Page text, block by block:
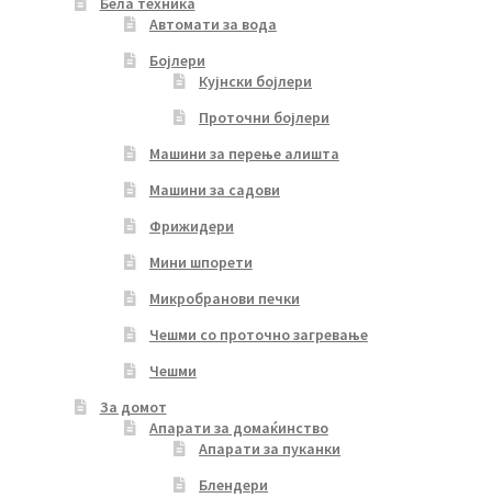
Автомати за вода
Бојлери
Кујнски бојлери
Проточни бојлери
Машини за перење алишта
Машини за садови
Фрижидери
Мини шпорети
Микробранови печки
Чешми со проточно загревање
Чешми
За домот
Апарати за домаќинство
Апарати за пуканки
Блендери